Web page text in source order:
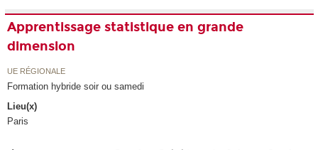
Apprentissage statistique en grande
dimension
UE RÉGIONALE
Formation hybride soir ou samedi
Lieu(x)
Paris